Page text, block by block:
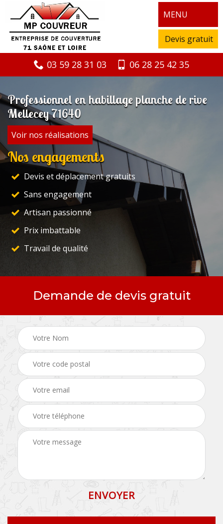
MENU
Devis gratuit
03 59 28 31 03 06 28 25 42 35
Professionnel en habillage planche de rive
Mellecey 71640
Voir nos réalisations
Nos engagements
Devis et déplacement gratuits
Sans engagement
Artisan passionné
Prix imbattable
Travail de qualité
Demande de devis gratuit